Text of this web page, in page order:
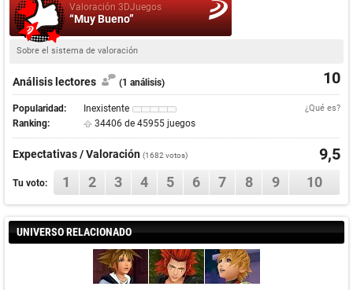
Valoración 3DJuegos
“Muy Bueno”
Sobre el sistema de valoración
10
Análisis lectores (1 análisis)
Popularidad: Inexistente ¿Qué es?
Ranking: 34406 de 45955 juegos
Expectativas / Valoración (1682 votos) 9,5
Tu voto: 1 2 3 4 5 6 7 8 9 10
UNIVERSO RELACIONADO